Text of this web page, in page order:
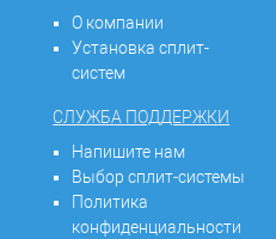
О компании
Установка сплит-
систем
СЛУЖБА ПОДДЕРЖКИ
Напишите нам
Выбор сплит-системы
Политика
конфиденциальности